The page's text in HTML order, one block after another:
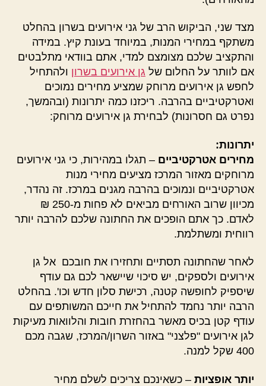
מצד שני, הביקוש הרב של גני אירועים בשרון בהחלט
משתקף במחירי המנות, במיוחד בעונת קיץ. במידה
והתקציב שלכם מצומצם למדי, אתם בוודאי מתלבטים
אם לוותר על החלום של גן אירועים בשרון ולהתחיל
לחפש גן אירועים מרוחק שמציע מחירים נמוכים
ואטרקטיביים בהרבה. ריכזנו כמה יתרונות (ובהמשך,
נפרט גם חסרונות) לבחירת גן אירועים מרוחק:
יתרונות:
מחירים אטרקטיביים – תגלו במהירות, כי גני אירועים
מרוחקים מאזור המרכז מציעים מחירי מנות
אטרקטיביים ונמוכים בהרבה מגנים במרכז. זה נהדר,
מכיוון שרוב האורחים מביאים לא פחות מ-250 ₪
לאדם. כך אתם הופכים את החתונה שלכם להרבה יותר
רווחית ומשתלמת.
לאחר שהחתונה תסתיים ותחזירו את חובכם אל גן
אירועים ולספקים, יש סיכוי שיישאר לכם גם עודף
שיספיק לחופשה קטנה, רכישת סלון חדש וכו'. בהחלט
הרבה יותר נחמד להתחיל את חייכם המשותפים עם
עודף קטן בכיס מאשר בהחזרת חובות והלוואות מעיקות
לגן אירועים "פלצני" באזור השרון/המרכז, שגבה מכם
400 שקל למנה.
יותר אופציות – כשאינכם צריכים לשלם מחיר